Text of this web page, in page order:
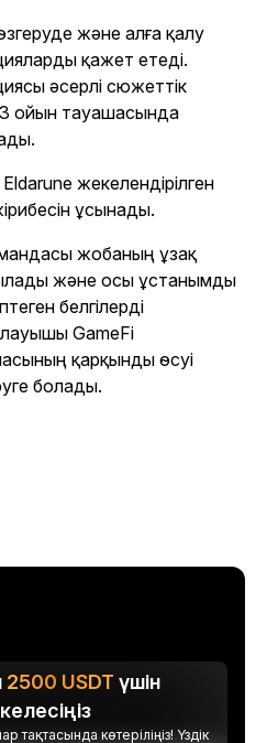
және алға қалу
қажет етеді.
әсерлі сюжеттік
ойын тауашасында
Eldarune жекелендірілген
ұсынады.
жобаның ұзақ
және осы ұстанымды
белгілерді
GameFi
қарқынды өсуі
болады.
2500 USDT үшін
көтеріліңіз! Үздік